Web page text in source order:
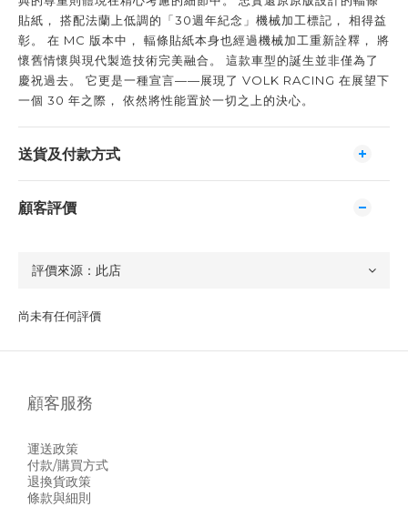
貼紙， 搭配法蘭上低調的「30週年紀念」機械加工標記， 相得益
彰。 在 MC 版本中， 輻條貼紙本身也經過機械加工重新詮釋， 將
懷舊情懷與現代製造技術完美融合。 這款車型的誕生並非僅為了
慶祝過去。 它更是一種宣言——展現了 VOLK RACING 在展望下
一個 30 年之際， 依然將性能置於一切之上的決心。
送貨及付款方式
顧客評價
尚未有任何評價
顧客服務
運送政策
付款/購買方式
退換貨政策
條款與細則